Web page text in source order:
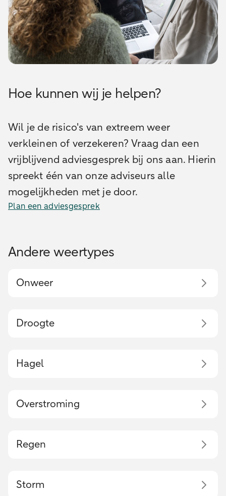
Hoe kunnen wij je helpen?
Wil je de risico's van extreem weer
verkleinen of verzekeren? Vraag dan een
vrijblijvend adviesgesprek bij ons aan. Hierin
spreekt één van onze adviseurs alle
mogelijkheden met je door.
Plan een adviesgesprek
Andere weertypes
Onweer
Droogte
Hagel
Overstroming
Regen
Storm